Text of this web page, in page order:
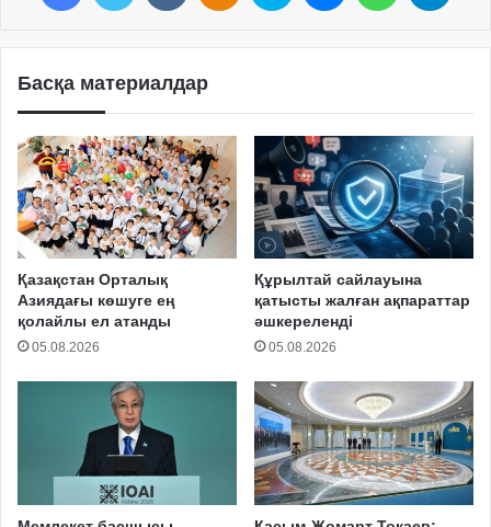
Басқа материалдар
Қазақстан Орталық
Азиядағы көшуге ең
қолайлы ел атанды
05.08.2026
Құрылтай сайлауына
қатысты жалған ақпараттар
әшкереленді
05.08.2026